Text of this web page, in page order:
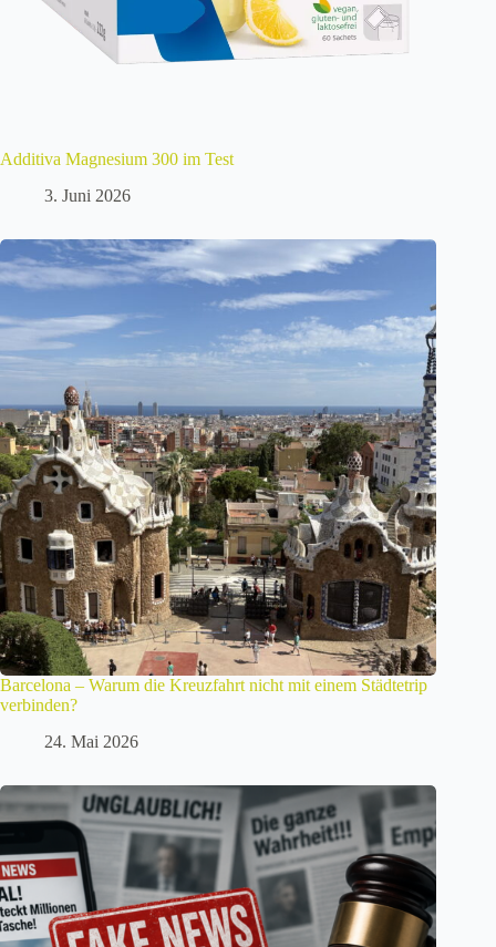
Additiva Magnesium 300 im Test
3. Juni 2026
Barcelona – Warum die Kreuzfahrt nicht mit einem Städtetrip
verbinden?
24. Mai 2026